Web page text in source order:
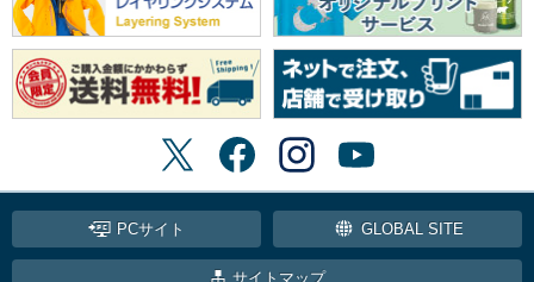
PCサイト GLOBAL SITE
サイトマップ